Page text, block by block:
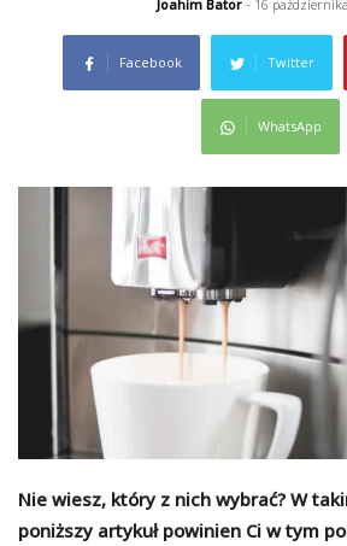
Joahim Bator- 16
Facebook Twitter
WhatsApp
Nie wiesz, który z nich wybrać? W
poniższy artykuł powinien Ci w tym